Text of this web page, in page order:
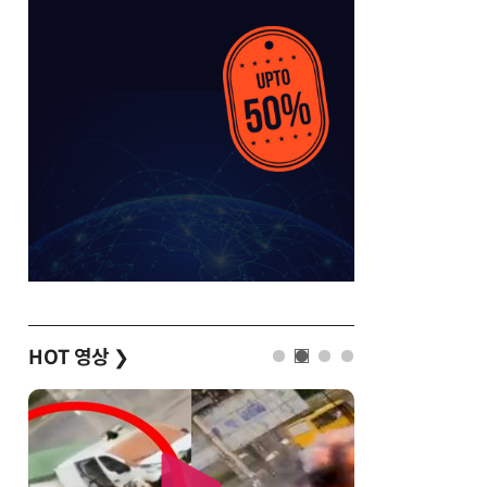
HOT 영상 ❯